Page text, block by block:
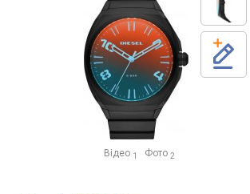
Відео 1 Фото 2